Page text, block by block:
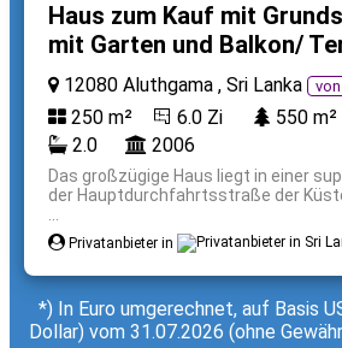
Haus zum Kauf mit
mit Garten und Balkon/
12080 Aluthgama , Sri Lanka
250 m² 6.0 Zi 550 m²
2.0
2006
Das großzügige Haus liegt in einer
der Hauptdurchfahrtsstraße der
Privatanbieter in
*) In Euro umgerechnet, auf Basis
Dollar) vom 31.07.2026 (ohne